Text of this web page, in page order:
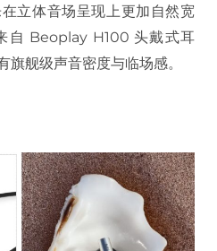
立体音场呈现上更加自然宽
自 Beoplay H100 头戴式耳
舰级声音密度与临场感。